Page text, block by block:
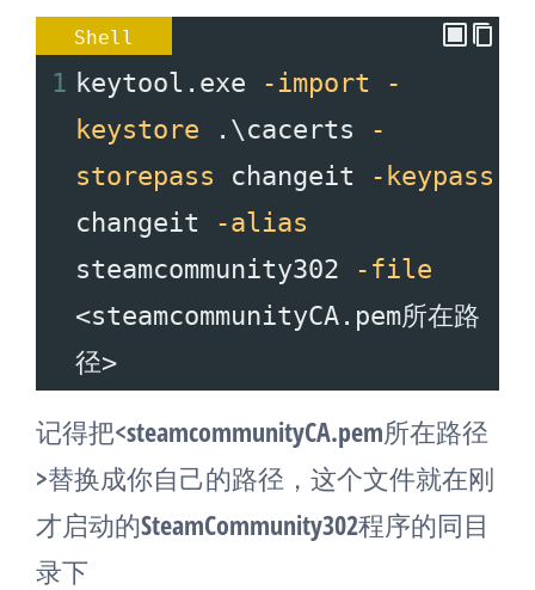
Shell
1 keytool.exe -import
-
keystore .\cacerts
-
storepass changeit
-keypass
changeit
-alias
steamcommunity302
-file
<steamcommunityCA.pem所在路
径>
记得把<steamcommunityCA.pem所在路径
>替换成你自己的路径，这个文件就在刚
才启动的SteamCommunity302程序的同目
录下